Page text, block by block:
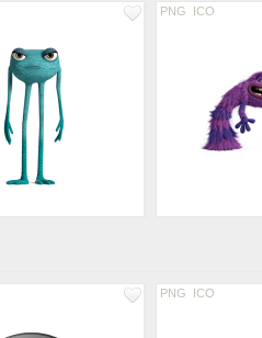
PNG ICO
PNG ICO